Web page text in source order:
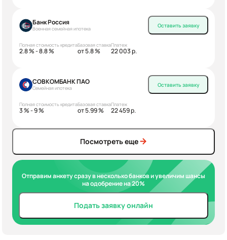
Банк Россия
Военная семейная ипотека
Полная стоимость кредита
2.8 % - 8.8 %
Базовая ставка
от 5.8 %
Платеж
22 003 р.
Оставить заявку
СОВКОМБАНК ПАО
Семейная ипотека
Полная стоимость кредита
3 % - 9 %
Базовая ставка
от 5.99 %
Платеж
22 459 р.
Оставить заявку
Посмотреть еще
Отправим анкету сразу в несколько банков и увеличим шансы
на одобрение на 20%
Подать заявку онлайн